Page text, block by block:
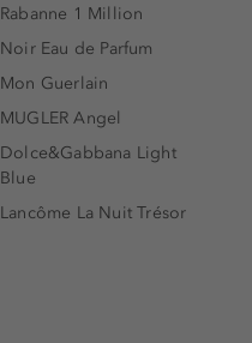
Rabanne 1 Million
Noir Eau de Parfum
Mon Guerlain
MUGLER Angel
Dolce&Gabbana Light
Blue
Lancôme La Nuit Trésor